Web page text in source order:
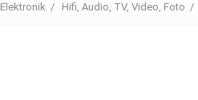
Elektronik Hifi, Audio, TV, Video, Foto